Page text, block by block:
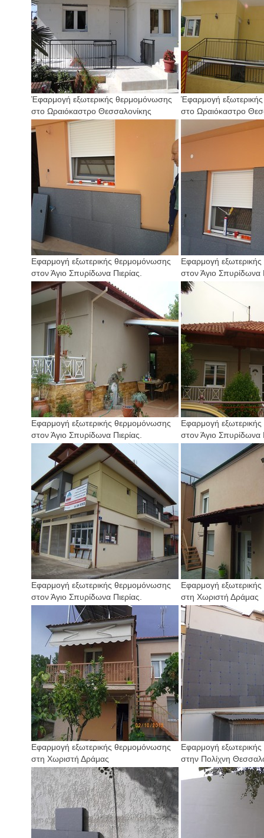
Έφαρμογή εξωτερικής θερμομόνωσης
στο Ωραιόκαστρο Θεσσαλονίκης
Έφαρμογή
στο Ωραιόκαστρο
Εφαρμογή εξωτερικής θερμομόνωσης
στον Άγιο Σπυρίδωνα Πιερίας.
Εφαρμογή
στον Άγιο Σπυρίδωνα
Εφαρμογή εξωτερικής θερμομόνωσης
στον Άγιο Σπυρίδωνα Πιερίας.
Εφαρμογή
στον Άγιο Σπυρίδωνα
Εφαρμογή εξωτερικής θερμομόνωσης
στον Άγιο Σπυρίδωνα Πιερίας.
Εφαρμογή
στη Χωριστή Δράμας
Εφαρμογή εξωτερικής θερμομόνωσης
στη Χωριστή Δράμας
Εφαρμογή
στην Πολίχνη